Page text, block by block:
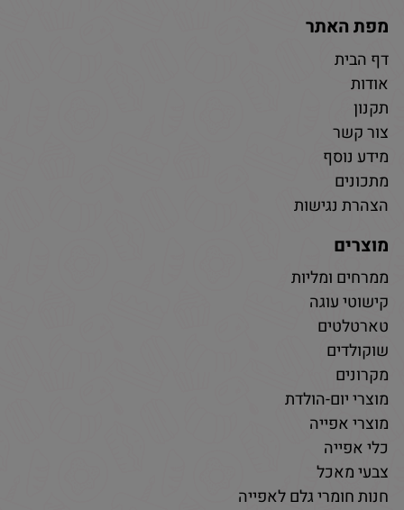
מפת האתר
דף הבית
אודות
תקנון
צור קשר
מידע נוסף
מתכונים
הצהרת נגישות
מוצרים
ממרחים ומליות
קישוטי עוגה
טארטלטים
שוקולדים
מקרונים
מוצרי יום-הולדת
מוצרי אפייה
כלי אפייה
צבעי מאכל
חנות חומרי גלם לאפייה